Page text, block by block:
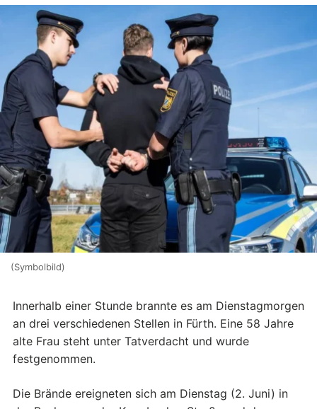
(Symbolbild)
Innerhalb einer Stunde brannte es am Dienstagmorgen
an drei verschiedenen Stellen in Fürth. Eine 58 Jahre
alte Frau steht unter Tatverdacht und wurde
festgenommen.
Die Brände ereigneten sich am Dienstag (2. Juni) in